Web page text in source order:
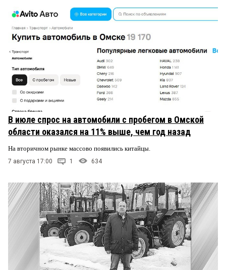
В июле спрос на автомобили с пробегом в Омской
области оказался на 11% выше, чем год назад
На вторичном рынке массово появились китайцы.
7 августа 17:00 1 634